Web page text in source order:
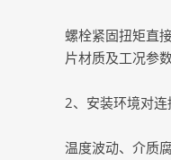
螺栓紧固扭矩直
片材质及工况参
2、安装环境对
温度波动、介质